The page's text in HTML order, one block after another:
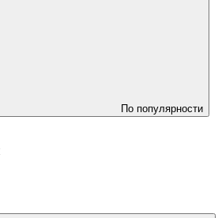
По популярности